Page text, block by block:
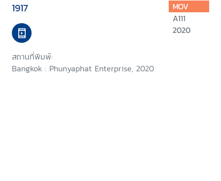
1917
สถานที่พิมพ์:
Bangkok : Phunyaphat Enterprise, 2020
MOV
A111
2020